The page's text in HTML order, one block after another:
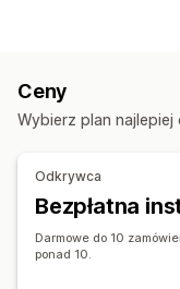
Strona internetowa
Analizy wydajności
Śledzenie konwersji
Marketing i sprzedaż
Materiały wizualne i
Analizy pulpitu
Niestandardowe
Ceny
Wybierz plan
Odkrywca
Bezpłatna
Darmowe do 10
ponad 10.